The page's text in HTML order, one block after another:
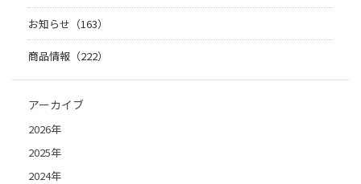
お知らせ（163）
商品情報（222）
アーカイブ
2026年
2025年
2024年